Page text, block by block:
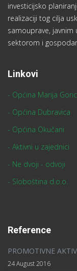
investicijsko
realizaciji tog cilja
samouprave,
sektorom i
Linkovi
- Općina Marija
- Općina Dubravica
- Općina Okučani
- Aktivni u zajednici
- Ne dvoji - odvoji
- Sloboština d.o.o.
Reference
PROMOTIVNE
24 August 2016